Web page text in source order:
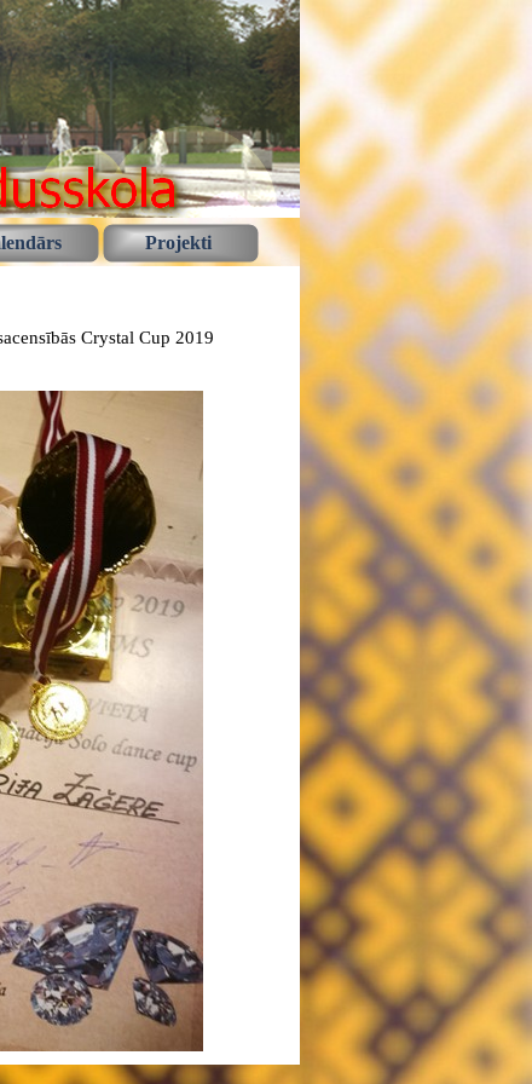
Projekti
Crystal Cup 2019